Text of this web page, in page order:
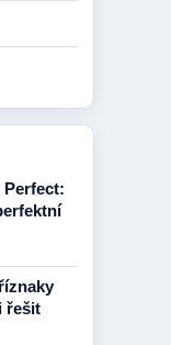
Perfect:
řešit